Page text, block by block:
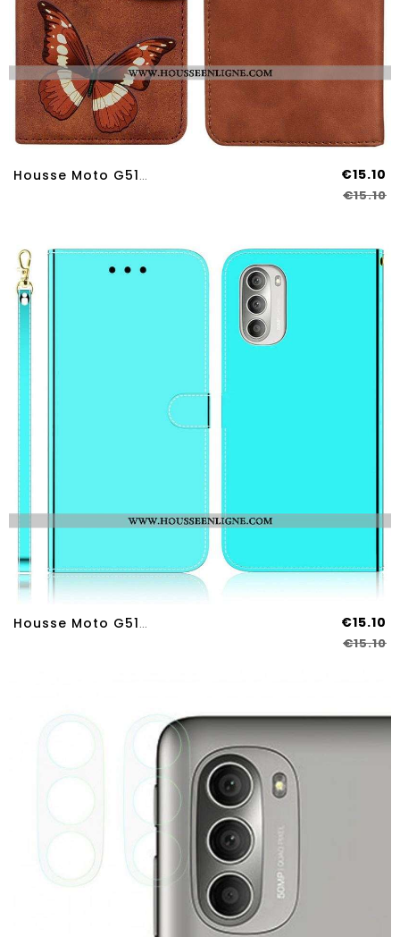
Housse Moto G51 5G Skin-Touch Papillon €15.10
€15.10
Housse Moto G51 5G Simili Cuir Couverture Miroir €15.10
€15.10